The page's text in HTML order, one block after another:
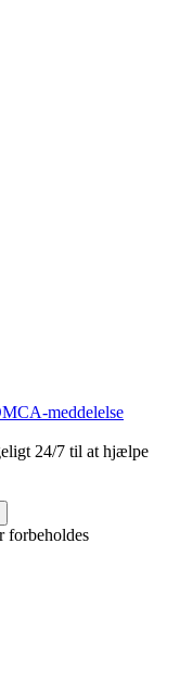
meddelelse
24/7 til at hjælpe
forbeholdes